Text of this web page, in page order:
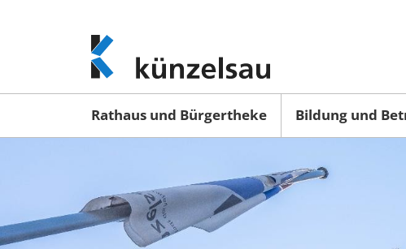
www.kuenzelsau.de
(zur
Startseite)
Rathaus und Bürgertheke Bildung und